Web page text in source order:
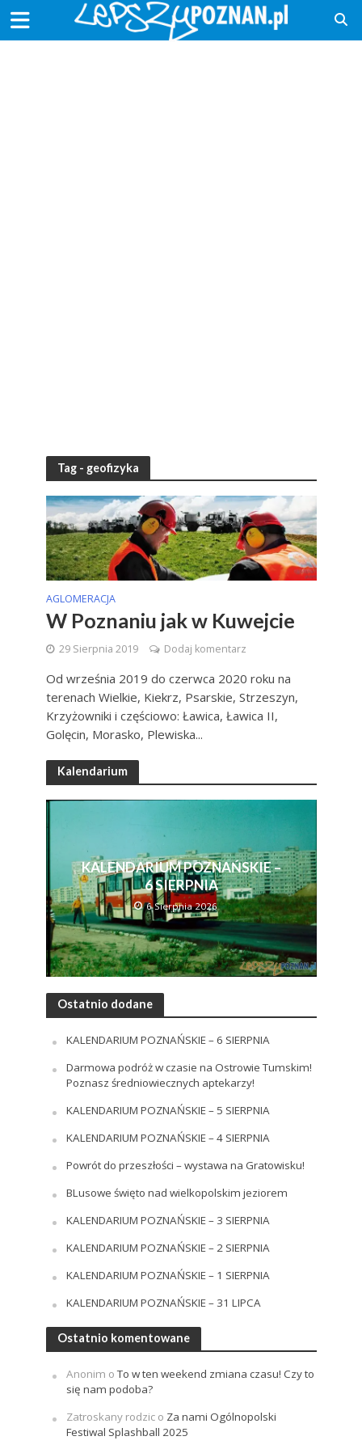
Tag - geofizyka
AGLOMERACJA
W Poznaniu jak w Kuwejcie
29 Sierpnia 2019 Dodaj komentarz
Od września 2019 do czerwca 2020 roku na
terenach Wielkie, Kiekrz, Psarskie, Strzeszyn,
Krzyżowniki i częściowo: Ławica, Ławica II,
Golęcin, Morasko, Plewiska...
Kalendarium
KALENDARIUM POZNAŃSKIE –
6 SIERPNIA
6 Sierpnia 2026
Ostatnio dodane
KALENDARIUM POZNAŃSKIE – 6 SIERPNIA
Darmowa podróż w czasie na Ostrowie Tumskim!
Poznasz średniowiecznych aptekarzy!
KALENDARIUM POZNAŃSKIE – 5 SIERPNIA
KALENDARIUM POZNAŃSKIE – 4 SIERPNIA
Powrót do przeszłości – wystawa na Gratowisku!
BLusowe święto nad wielkopolskim jeziorem
KALENDARIUM POZNAŃSKIE – 3 SIERPNIA
KALENDARIUM POZNAŃSKIE – 2 SIERPNIA
KALENDARIUM POZNAŃSKIE – 1 SIERPNIA
KALENDARIUM POZNAŃSKIE – 31 LIPCA
Ostatnio komentowane
Anonim oTo w ten weekend zmiana czasu! Czy to
się nam podoba?
Zatroskany rodzico Za nami Ogólnopolski
Festiwal Splashball 2025